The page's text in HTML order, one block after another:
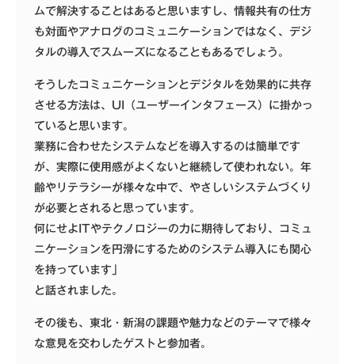
ムで解決することはあると思いますし、情報共有の仕方
も対面やアナログのコミュニケーションではなく、デジ
タルの導入でスムーズになることもあるでしょう。
そうしたコミュニケーションとデジタルを効果的に共存
させる方法は、UI（ユーザーインタフェース）に掛かっ
ていると思います。
業務に合わせたシステムなどを導入するのは簡単です
が、実際に使用感がよくないと継続して使われない。年
齢やリテラシーが様々な中で、やさしいシステムづくり
が必要とされると思っています。
何にせよITやテクノロジーの力に期待しており、コミュ
ニケーションを円滑にするためのシステム導入にも関心
を持っています」
と話されました。
その後も、東北・新潟の課題や魅力などのテーマで様々
な意見を交わしたゲストと参加者。